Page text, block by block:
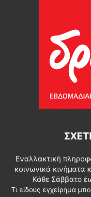
Εναλλακτική
κοινωνικά κινήματα
Κάθε Σάββατο
Τι είδους εγχείρημα